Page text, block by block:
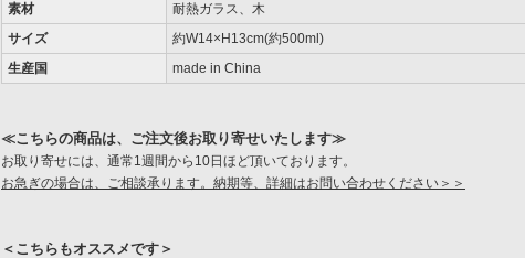
素材
耐熱ガラス、木
サイズ
約W14×H13cm(約500ml)
生産国
made in China
≪こちらの商品は、ご注文後お取り寄せいたします≫
お取り寄せには、通常1週間から10日ほど頂いております。
お急ぎの場合は、ご相談承ります。納期等、詳細はお問い合わせください＞＞
＜こちらもオススメです＞